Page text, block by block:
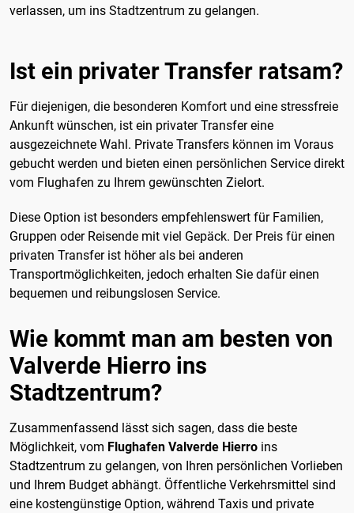
verlassen, um ins Stadtzentrum zu gelangen.
Ist ein privater Transfer ratsam?
Für diejenigen, die besonderen Komfort und eine stressfreie
Ankunft wünschen, ist ein privater Transfer eine
ausgezeichnete Wahl. Private Transfers können im Voraus
gebucht werden und bieten einen persönlichen Service direkt
vom Flughafen zu Ihrem gewünschten Zielort.
Diese Option ist besonders empfehlenswert für Familien,
Gruppen oder Reisende mit viel Gepäck. Der Preis für einen
privaten Transfer ist höher als bei anderen
Transportmöglichkeiten, jedoch erhalten Sie dafür einen
bequemen und reibungslosen Service.
Wie kommt man am besten von
Valverde Hierro ins
Stadtzentrum?
Zusammenfassend lässt sich sagen, dass die beste
Möglichkeit, vom Flughafen Valverde Hierro ins
Stadtzentrum zu gelangen, von Ihren persönlichen Vorlieben
und Ihrem Budget abhängt. Öffentliche Verkehrsmittel sind
eine kostengünstige Option, während Taxis und private